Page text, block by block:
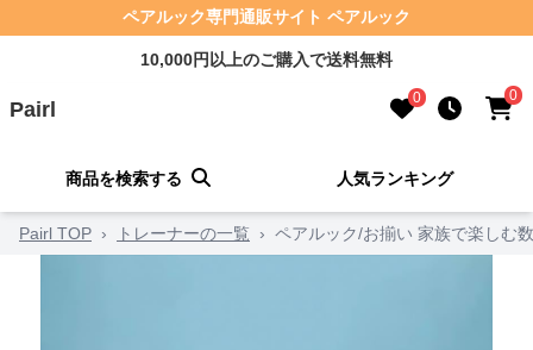
ペアルック専門通販サイト ペアルック
10,000円以上のご購入で送料無料
Pairl 0 0
商品を検索する 人気ランキング
Pairl TOP › トレーナーの一覧 › ペアルック/お揃い 家族で楽しむ